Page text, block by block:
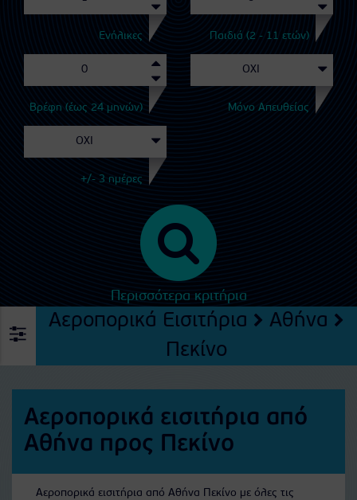
Ενήλικες Παιδιά (2 - 11 ετών)
Βρέφη (έως 24 μηνών) Μόνο Απευθείας
+/- 3 ημέρες
Περισσότερα κριτήρια
Αεροπορικά Εισιτήρια
Αθήνα
Πεκίνο
Αεροπορικά εισιτήρια από
Αθήνα προς Πεκίνο
Αεροπορικά εισιτήρια από Αθήνα Πεκίνο με όλες τις